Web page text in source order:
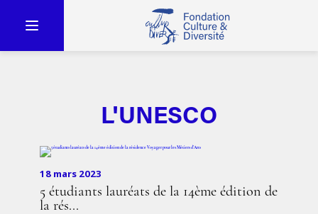
L'UNESCO
18 mars 2023
5 étudiants lauréats de la 14ème édition de
la rés...